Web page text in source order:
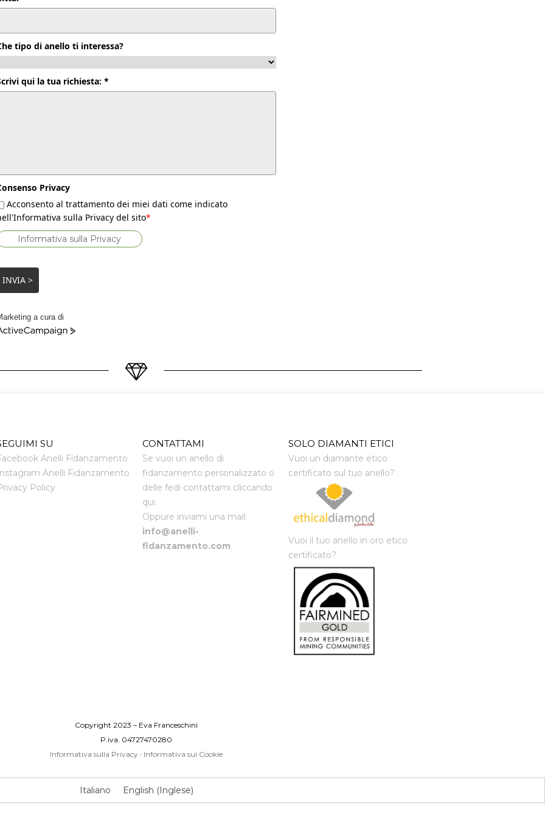
tipo di anello ti interessa?
qui la tua richiesta: *
Privacy
Acconsento al trattamento dei miei dati come indicato
sulla Privacy del sito*
Informativa sulla Privacy
INVIA >
a cura di
SU
Anelli Fidanzamento
Anelli Fidanzamento
Policy
CONTATTAMI
Se vuoi un anello di
fidanzamento personalizzato o
delle fedi contattami cliccando
qui.
Oppure inviami una mail:
info@anelli-
fidanzamento.com
SOLO DIAMANTI ETICI
Vuoi un diamante etico
certificato sul tuo anello?
Vuoi il tuo anello in oro etico
certificato?
Copyright 2023 – Eva Franceschini
P.iva. 04727470280
Informativa sulla Privacy · Informativa sui Cookie
Italiano English (Inglese)